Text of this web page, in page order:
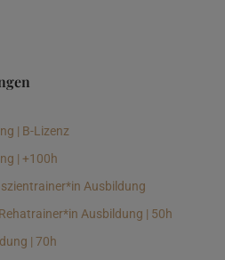
| B-Lizenz
| +100h
Ausbildung
Ausbildung | 50h
| 70h